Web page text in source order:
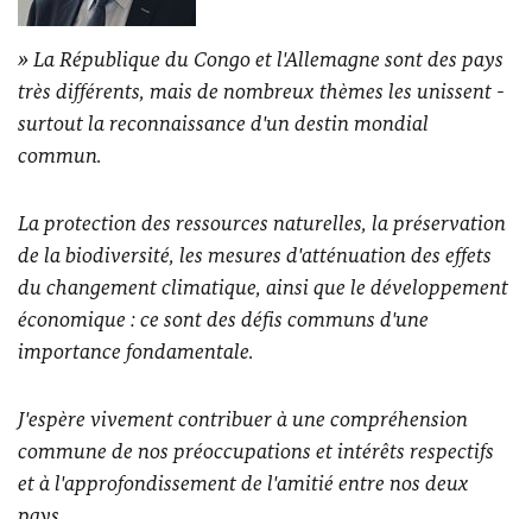
La République du Congo et l'Allemagne sont des pays
très différents, mais de nombreux thèmes les unissent -
surtout la reconnaissance d'un destin mondial
commun.
La protection des ressources naturelles, la préservation
de la biodiversité, les mesures d'atténuation des effets
du changement climatique, ainsi que le développement
économique : ce sont des défis communs d'une
importance fondamentale.
J'espère vivement contribuer à une compréhension
commune de nos préoccupations et intérêts respectifs
et à l'approfondissement de l'amitié entre nos deux